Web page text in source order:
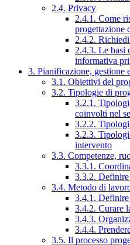
2.4. Privacy
2.4.1. Come
progettazione
2.4.2.
2.4.3. Le basi
informativa
3. Pianificazione, gestione
3.1. Obiettivi del
3.2. Tipologie di
3.2.1.
coinvolti nel
3.2.2.
3.2.3.
intervento
3.3. Competenze,
3.3.1.
3.3.2. Definire
3.4. Metodo di
3.4.1. Definire
3.4.2. Curare
3.4.3.
3.4.4.
3.5. Il processo